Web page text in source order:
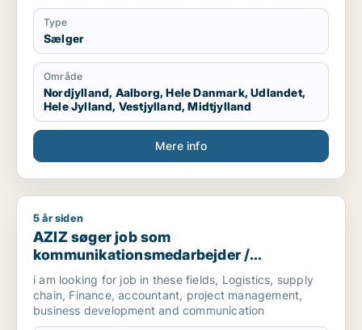
Type
Sælger
Område
Nordjylland, Aalborg, Hele Danmark, Udlandet,
Hele Jylland, Vestjylland, Midtjylland
Mere info
AZIZ søger job som kommunikationsmedarbejder /
5 år siden
AZIZ søger job som
kommunikationsmedarbejder /
marketingmedarbejder /
forretningsudvikler /
regnskabsmedarbejder / revisor
i am looking for job in these fields, Logistics, supply
chain, Finance, accountant, project management,
business development and communication